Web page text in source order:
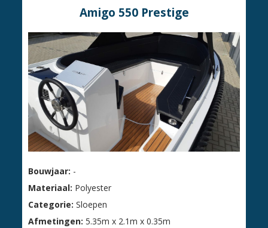
Amigo 550 Prestige
Bouwjaar: -
Materiaal: Polyester
Categorie:Sloepen
Afmetingen:5.35m x 2.1m x 0.35m